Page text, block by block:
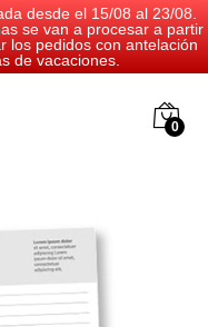
desde el 15/08 al 23/08.
se van a procesar a partir
los pedidos con antelación
de vacaciones.
0